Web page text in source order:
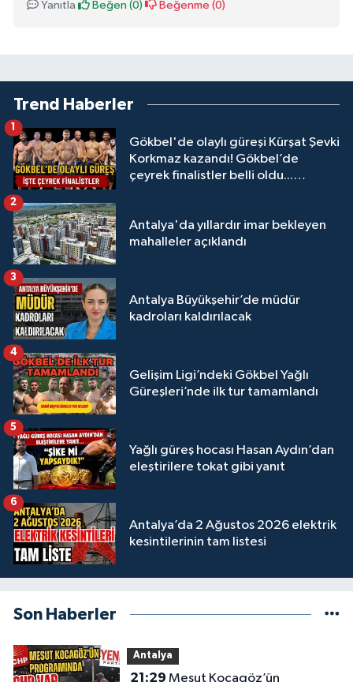
Yanıtla Beğen (0) Beğenme (0)
Trend Haberler
Gökbel'de olaylı güreşi Kürşat Şevki
Korkmaz kazandı! Gökbel’de
çeyrek finalistler belli oldu...
1
Antalya'da yıllardır imar bekleyen
mahalleler açıklandı
2
Antalya Büyükşehir’de müdür
kadroları kaldırılacak
3
Gelişim Ligi’ndeki Gökbel Yağlı
Güreşleri’nde ilk tur tamamlandı
4
Yağlı güreş hocası Hasan Aydın’dan
eleştirilere tokat gibi yanıt
5
Antalya’da 2 Ağustos 2026 elektrik
kesintilerinin tam listesi
6
Son Haberler
Antalya
21:29